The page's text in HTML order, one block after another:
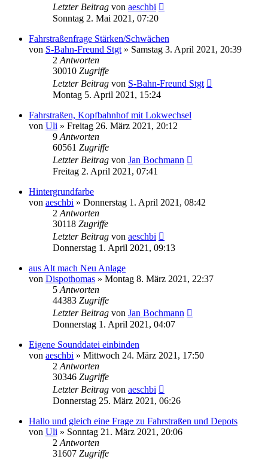
Letzter Beitrag von aeschbi
Sonntag 2. Mai 2021, 07:20
Fahrstraßenfrage Stärken/Schwächen
von S-Bahn-Freund Stgt » Samstag 3. April 2021, 20:39
2 Antworten
30010 Zugriffe
Letzter Beitrag von S-Bahn-Freund Stgt
Montag 5. April 2021, 15:24
Fahrstraßen, Kopfbahnhof mit Lokwechsel
von Uli » Freitag 26. März 2021, 20:12
9 Antworten
60561 Zugriffe
Letzter Beitrag von Jan Bochmann
Freitag 2. April 2021, 07:41
Hintergrundfarbe
von aeschbi » Donnerstag 1. April 2021, 08:42
2 Antworten
30118 Zugriffe
Letzter Beitrag von aeschbi
Donnerstag 1. April 2021, 09:13
aus Alt mach Neu Anlage
von Dispothomas » Montag 8. März 2021, 22:37
5 Antworten
44383 Zugriffe
Letzter Beitrag von Jan Bochmann
Donnerstag 1. April 2021, 04:07
Eigene Sounddatei einbinden
von aeschbi » Mittwoch 24. März 2021, 17:50
2 Antworten
30346 Zugriffe
Letzter Beitrag von aeschbi
Donnerstag 25. März 2021, 06:26
Hallo und gleich eine Frage zu Fahrstraßen und Depots
von Uli » Sonntag 21. März 2021, 20:06
2 Antworten
31607 Zugriffe